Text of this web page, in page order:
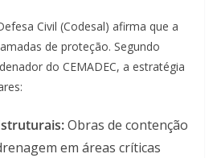
Civil (Codesal) afirma que a
de proteção. Segundo
do CEMADEC, a estratégia
Obras de contenção
em áreas críticas